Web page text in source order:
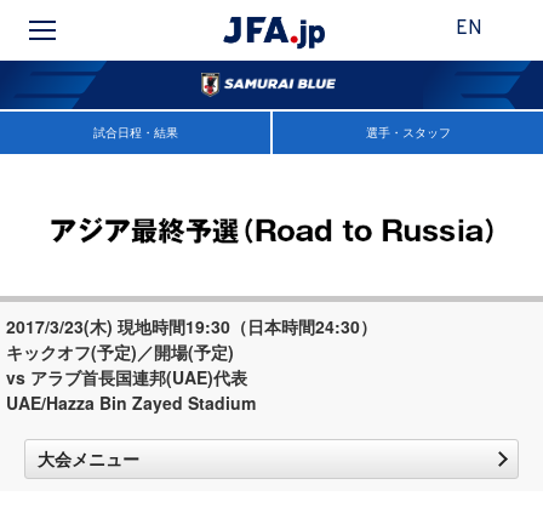
EN
試合日程・結果 選手・スタッフ
2017/3/23(木) 現地時間19:30（日本時間24:30）
キックオフ(予定)／開場(予定)
vs アラブ首長国連邦(UAE)代表
UAE/Hazza Bin Zayed Stadium
大会メニュー